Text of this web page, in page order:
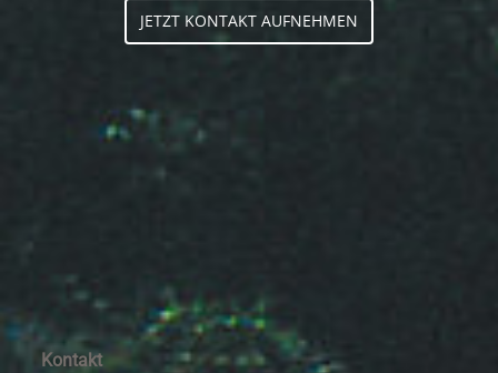
JETZT KONTAKT AUFNEHMEN
Kontakt